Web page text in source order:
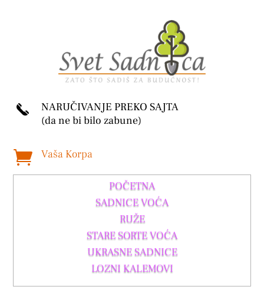
NARUČIVANJE PREKO SAJTA
(da ne bi bilo zabune)
 Vaša Korpa
POČETNA
SADNICE VOĆA
RUŽE
STARE SORTE VOĆA
UKRASNE SADNICE
LOZNI KALEMOVI